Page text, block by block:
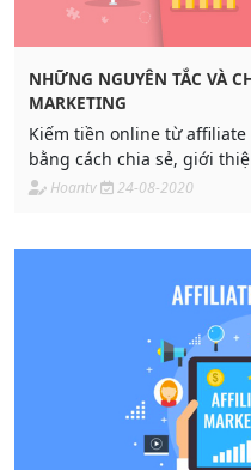
NHỮNG NGUYÊN TẮC VÀ
MARKETING
Kiếm tiền online từ
bằng cách chia sẻ, giới
dịch vụ của một công ty nào
Hoantv 24-08-2020